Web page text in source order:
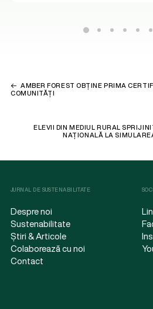
AMBER FOREST OBȚINE PRIMA
COMUNITĂȚI
ELEVII DIN MEDIUL RURAL
NAȚIONALĂ LA
JURNAL DE SUSTENABILITATE
Despre noi
Sustenabilitate
Știri & Articole
Colaborează cu noi
Contact